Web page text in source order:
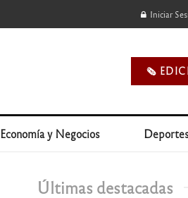
Iniciar
🗞️
Economía y Negocios
Últimas destacadas